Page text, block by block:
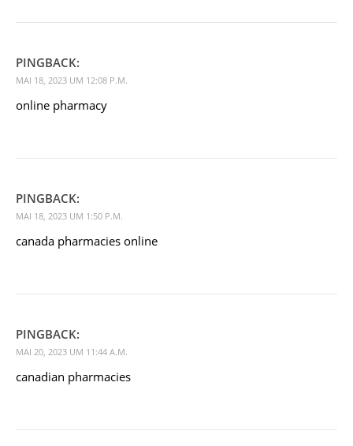
PINGBACK:
MAI 18, 2023 UM 12:08 P.M.
online pharmacy
PINGBACK:
MAI 18, 2023 UM 1:50 P.M.
canada pharmacies online
PINGBACK:
MAI 20, 2023 UM 11:44 A.M.
canadian pharmacies